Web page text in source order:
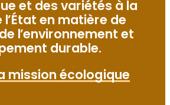
et inclusion
écologique
et des variétés à la
l’État en matière de
l’environnement et
durable.
mission écologique